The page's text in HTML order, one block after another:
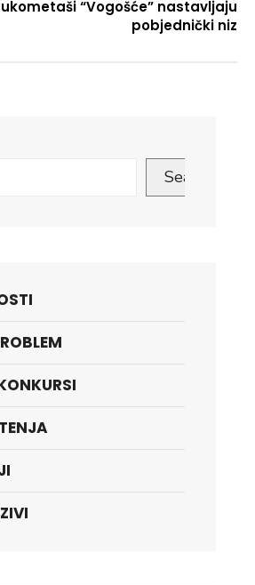
“Vogošće” nastavljaju
pobjednički niz
Search